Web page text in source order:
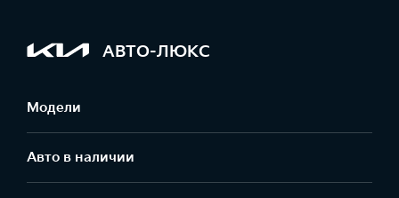
АВТО-ЛЮКС
Модели
Авто в наличии